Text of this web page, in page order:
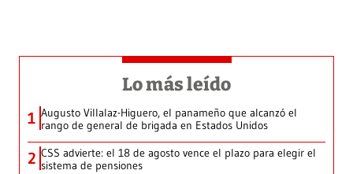
Lo más leído
1 Augusto Villalaz-Higuero, el panameño que alcanzó el
rango de general de brigada en Estados Unidos
2 CSS advierte: el 18 de agosto vence el plazo para elegir el
sistema de pensiones